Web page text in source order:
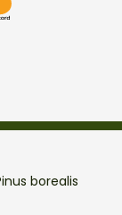
borealis